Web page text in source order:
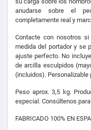
anudarse sobre el
completamente real y
Contacte con nosotros
medida del portador y se
ajuste perfecto. No
de arcilla esculpidos
(incluidos). Personalizable
Peso aprox. 3,5 kg.
especial. Consúltenos
FABRICADO 100% EN